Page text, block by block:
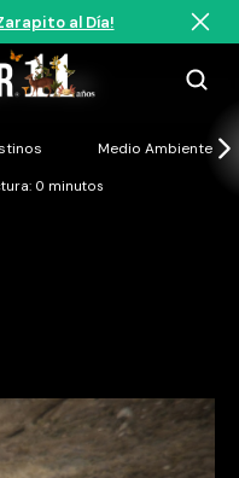
al Día!
Medio Ambiente
Pumas
0 minutos